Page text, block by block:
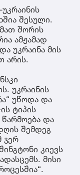
შესული.
შორის
ამჟამად
უკრაინა მის
არის.
უკრაინის
უწოდა და
ტიპის
და
შემდეგ
ჯერ
კიევს
მისი